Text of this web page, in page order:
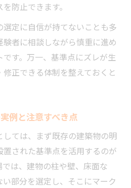
防止できます。
定に自信が持てないことも多
者に相談しながら慎重に進め
す。万一、基準点にズレが生
正できる体制を整えておくと
例と注意すべき点
ては、まず既存の建築物の明
された基準点を活用するのが
は、建物の柱や壁、床面な
部分を選定し、そこにマーク